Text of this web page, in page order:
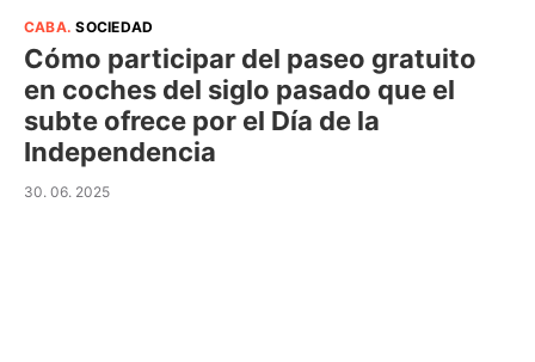
CABA.SOCIEDAD
Cómo participar del paseo gratuito
en coches del siglo pasado que el
subte ofrece por el Día de la
Independencia
30. 06. 2025